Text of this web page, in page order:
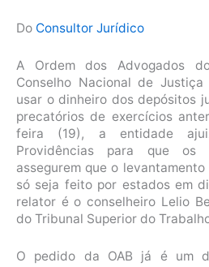
Do Consultor Jurídico
A Ordem dos Advogados
Conselho Nacional de
usar o dinheiro dos depósitos
precatórios de exercícios
feira (19), a entidade
Providências para que os
assegurem que o
só seja feito por estados em
relator é o conselheiro Lelio
do Tribunal Superior do
O pedido da OAB já é um